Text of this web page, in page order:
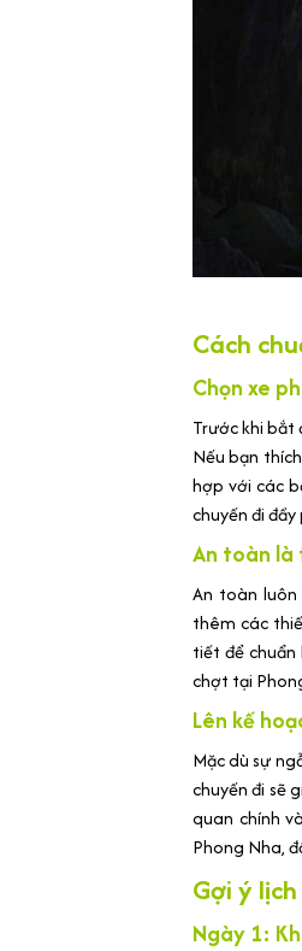
Cách
Chọn xe
Trước khi bắt
Nếu bạn
hợp với các
chuyến đi
An toàn là
An toàn
thêm các
tiết để
chợt tại
Lên kế
Mặc dù sự
chuyến đi sẽ
quan chính
Phong Nha,
Gợi ý
Ngày 1: